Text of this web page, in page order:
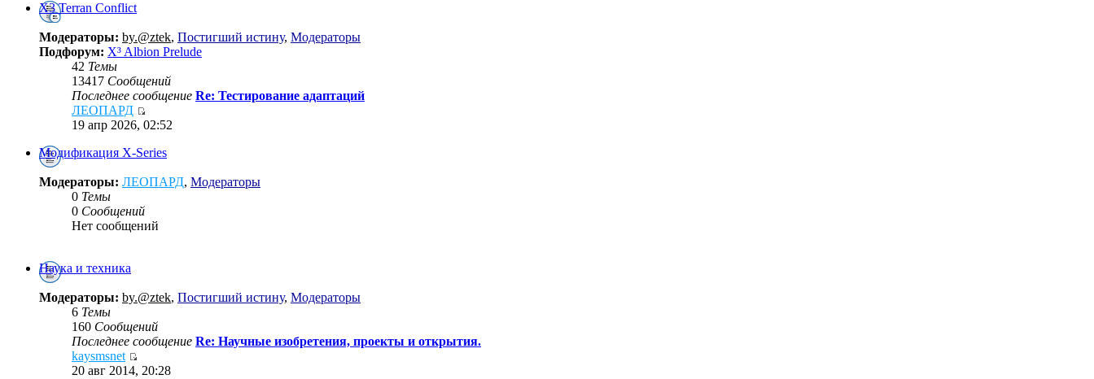
X3 Terran Conflict
Модераторы: by.@ztek, Постигший истину, Модераторы
Подфорум: X³ Albion Prelude
42 Темы
13417 Сообщений
Последнее сообщение Re: Тестирование адаптаций
ЛЕОПАРД
19 апр 2026, 02:52
Модификация X-Series
Модераторы: ЛЕОПАРД, Модераторы
0 Темы
0 Сообщений
Нет сообщений
Наука и техника
Модераторы: by.@ztek, Постигший истину, Модераторы
6 Темы
160 Сообщений
Последнее сообщение Re: Научные изобретения, проекты и открытия.
kaysmsnet
20 авг 2014, 20:28